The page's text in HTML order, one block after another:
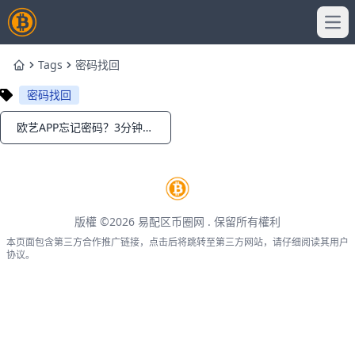
HomeTags
密码找回
密码找回
Notifications 欧艺APP忘记密码？3分钟快速找回教程！
版權 ©2026 易配区币圈网 . 保留所有權利
本页面包含第三方合作推广链接，点击后将跳转至第三方网站，请仔细阅读其用户
协议。